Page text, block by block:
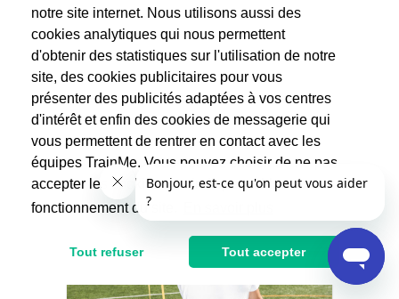
59€
notre site internet. Nous utilisons aussi des
cookies analytiques qui nous permettent
d'obtenir des statistiques sur l'utilisation de notre
site, des cookies publicitaires pour vous
présenter des publicités adaptées à vos centres
d'intérêt et enfin des cookies de messagerie qui
vous permettent de rentrer en contact avec les
équipes TrainMe. Vous pouvez choisir de ne pas
accepter les cookies non indispensables au
fonctionnement du site.
Tout refuser Tout accepter